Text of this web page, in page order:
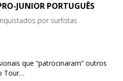
JUNIOR PORTUGUÊS
por surfistas